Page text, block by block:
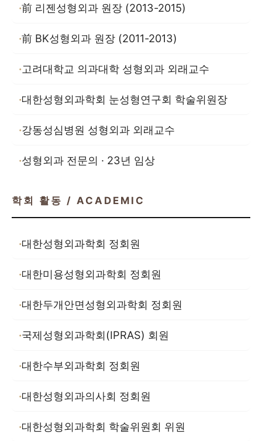
前 리젠성형외과 원장 (2013-2015)
前 BK성형외과 원장 (2011-2013)
고려대학교 의과대학 성형외과 외래교수
대한성형외과학회 눈성형연구회 학술위원장
강동성심병원 성형외과 외래교수
성형외과 전문의 · 23년 임상
학회 활동 / ACADEMIC
대한성형외과학회 정회원
대한미용성형외과학회 정회원
대한두개안면성형외과학회 정회원
국제성형외과학회(IPRAS) 회원
대한수부외과학회 정회원
대한성형외과의사회 정회원
대한성형외과학회 학술위원회 위원